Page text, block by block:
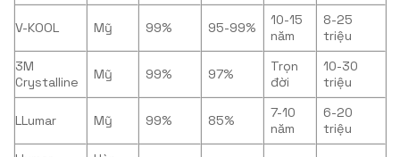
V-KOOL Mỹ 99% 95-99%
10-15
năm
8-25
triệu
3M
Crystalline
Mỹ 99% 97%
Trọn
đời
10-30
triệu
LLumar Mỹ 99% 85%
7-10
năm
6-20
triệu